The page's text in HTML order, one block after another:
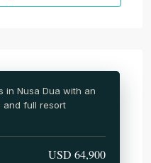
in Nusa Dua with an
and full resort
USD 64,900